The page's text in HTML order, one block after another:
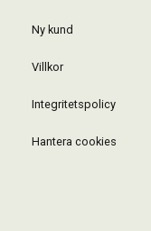
Ny kund
Villkor
Integritetspolicy
Hantera cookies